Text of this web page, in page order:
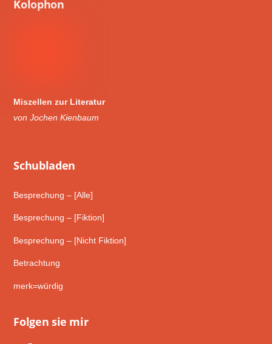
Kolophon
Miszellen zur Literatur
von Jochen Kienbaum
Schub­laden
Besprechung – [Alle]
Besprechung – [Fiktion]
Besprechung – [Nicht Fiktion]
Betrachtung
merk=würdig
Folgen sie mir